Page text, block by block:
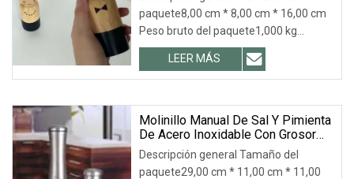
Pimienta De Madera Con Núcleo
De Molienda Ajustable De
Cerámica
paquete8,00 cm * 8,00 cm * 16,00 cm
Peso bruto del paquete1,000 kg
Descripción del producto Molinillo de
sal y pimienta de madera
Características Los molinillos de sal y
son fáciles de agarrar y
LEER MÁS
Molinillo Manual De Sal Y Pimienta
De Acero Inoxidable Con Grosor
De Cerámica Ajustable Bl18191
Descripción general Tamaño del
paquete29,00 cm * 11,00 cm * 11,00